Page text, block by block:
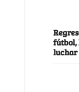
fútbol,
luchar